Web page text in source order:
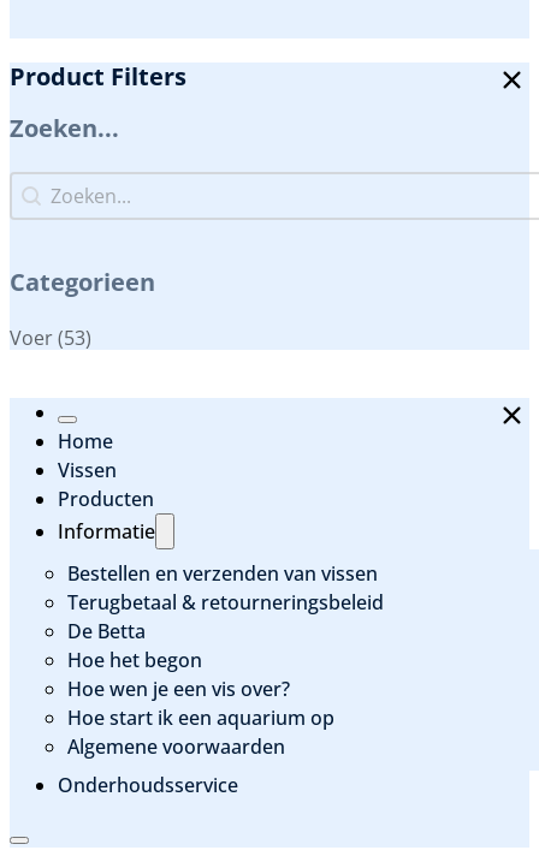
Product Filters
Zoeken...
Zoeken...
Zoeken...
Categorieen
Categorieen
Voer(53)
Home
Vissen
Producten
Informatie
Bestellen en verzenden van vissen
Terugbetaal & retourneringsbeleid
De Betta
Hoe het begon
Hoe wen je een vis over?
Hoe start ik een aquarium op
Algemene voorwaarden
Onderhoudsservice